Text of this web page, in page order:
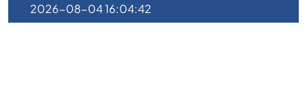
2026-08-04 16:04:42